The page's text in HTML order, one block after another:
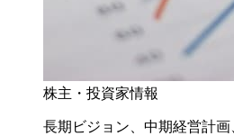
株主・投資家情報
長期ビジョン、中期経営計